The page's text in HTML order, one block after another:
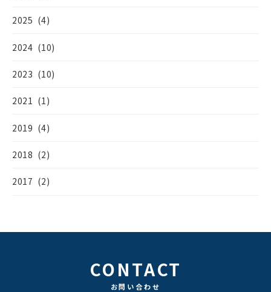
2025 (4)
2024 (10)
2023 (10)
2021 (1)
2019 (4)
2018 (2)
2017 (2)
CONTACT
お問い合わせ